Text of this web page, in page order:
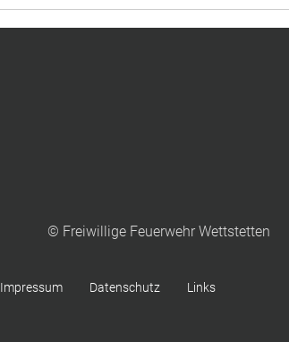
© Freiwillige Feuerwehr Wettstetten
Impressum Datenschutz Links